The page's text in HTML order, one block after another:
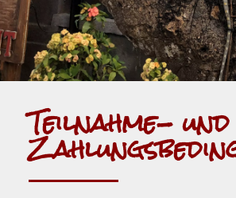
Teilnahme- und